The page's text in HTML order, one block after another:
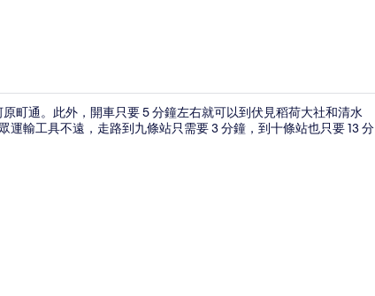
町通。此外，開車只要 5 分鐘左右就可以到伏見稻荷大社和清水
輸工具不遠，走路到九條站只需要 3 分鐘，到十條站也只要 13 分